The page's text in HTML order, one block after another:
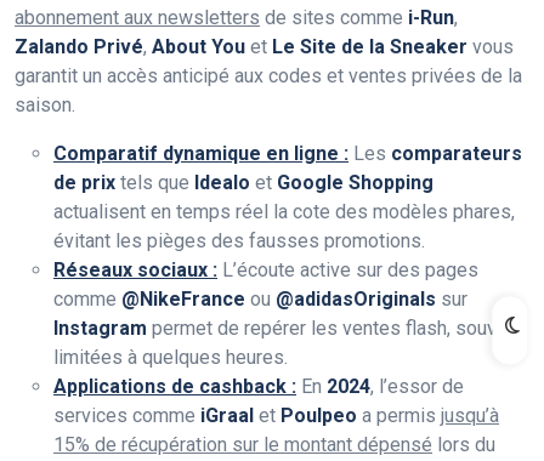
abonnement aux newsletters de sites comme i-Run,
Zalando Privé, About You et Le Site de la Sneaker vous
garantit un accès anticipé aux codes et ventes privées de la
saison.
Comparatif dynamique en ligne : Les comparateurs
de prix tels que Idealo et Google Shopping
actualisent en temps réel la cote des modèles phares,
évitant les pièges des fausses promotions.
Réseaux sociaux : L’écoute active sur des pages
comme @NikeFrance ou @adidasOriginals sur
Instagram permet de repérer les ventes flash, souvent
limitées à quelques heures.
Applications de cashback : En 2024, l’essor de
services comme iGraal et Poulpeo a permis jusqu’à
15% de récupération sur le montant dépensé lors du